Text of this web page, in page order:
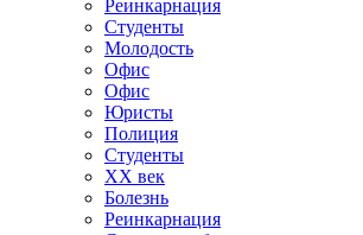
Реинкарнация
Студенты
Молодость
Офис
Офис
Юристы
Полиция
Студенты
ХХ век
Болезнь
Реинкарнация